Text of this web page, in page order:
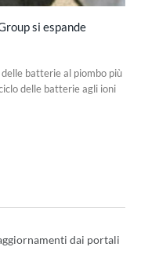
si espande
batterie al piombo più
delle batterie agli ioni
dai portali